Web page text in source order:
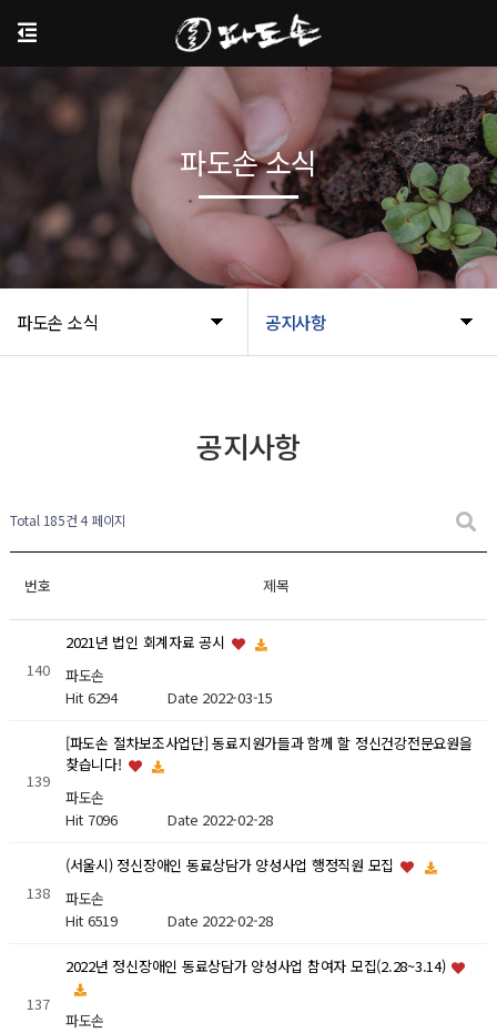
파도손 소식 공지사항
파도손 소식
공지사항
Total 185건 4 페이지
번호 제목
140
2021년 법인 회계자료 공시
파도손
Hit 6294 Date 2022-03-15
139
[파도손 절차보조사업단] 동료지원가들과 함께 할 정신건강전문요원을
찾습니다!
파도손
Hit 7096 Date 2022-02-28
138
(서울시) 정신장애인 동료상담가 양성사업 행정직원 모집
파도손
Hit 6519 Date 2022-02-28
137
2022년 정신장애인 동료상담가 양성사업 참여자 모집(2.28~3.14)
파도손